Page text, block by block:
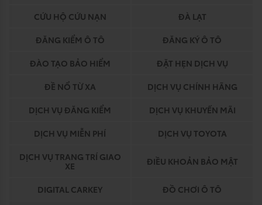
CỨU HỘ CỨU NẠN
ĐÀ LẠT
ĐĂNG KIỂM Ô TÔ
ĐĂNG KÝ Ô TÔ
ĐÀO TẠO BẢO HIỂM
ĐẶT HẸN DỊCH VỤ
ĐỀ NỔ TỪ XA
DỊCH VỤ CHÍNH HÃNG
DỊCH VỤ ĐĂNG KIỂM
DỊCH VỤ KHUYẾN MÃI
DỊCH VỤ MIỄN PHÍ
DỊCH VỤ TOYOTA
DỊCH VỤ TRANG TRÍ GIAO
XE
ĐIỀU KHOẢN BẢO MẬT
DIGITAL CARKEY
ĐỒ CHƠI Ô TÔ